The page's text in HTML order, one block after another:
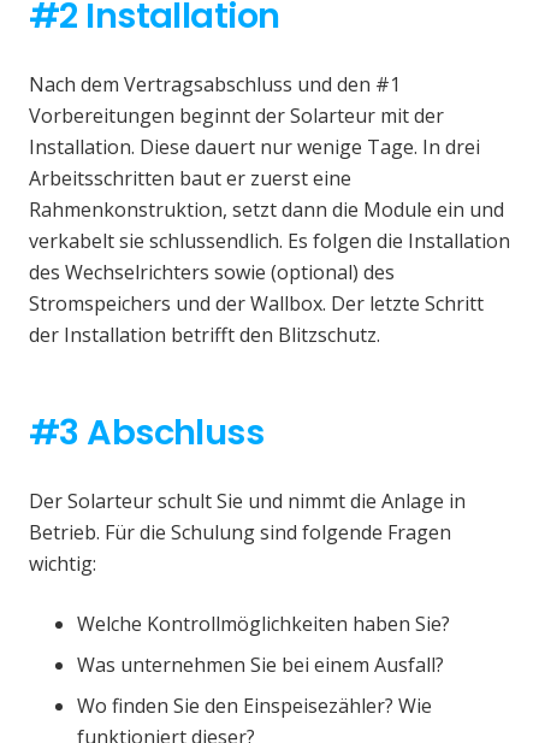
#2 Installation
Nach dem Vertragsabschluss und den #1
Vorbereitungen beginnt der Solarteur mit der
Installation. Diese dauert nur wenige Tage. In drei
Arbeitsschritten baut er zuerst eine
Rahmenkonstruktion, setzt dann die Module ein und
verkabelt sie schlussendlich. Es folgen die Installation
des Wechselrichters sowie (optional) des
Stromspeichers und der Wallbox. Der letzte Schritt
der Installation betrifft den Blitzschutz.
#3 Abschluss
Der Solarteur schult Sie und nimmt die Anlage in
Betrieb. Für die Schulung sind folgende Fragen
wichtig:
Welche Kontrollmöglichkeiten haben Sie?
Was unternehmen Sie bei einem Ausfall?
Wo finden Sie den Einspeisezähler? Wie
funktioniert dieser?